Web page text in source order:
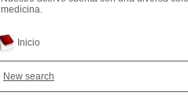
Inicio
New search
medicina.